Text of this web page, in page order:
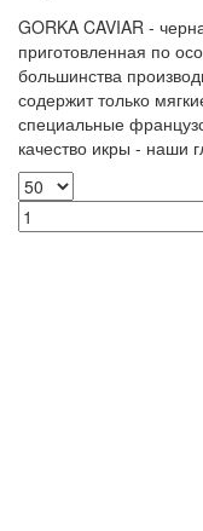
GORKA CAVIAR -
приготовленная по
большинства
содержит только
специальные
качество икры - наши